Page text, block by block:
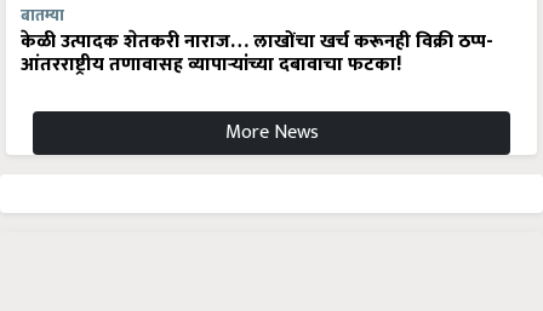
बातम्या
केळी उत्पादक शेतकरी नाराज… लाखोंचा खर्च करूनही विक्री ठप्प-
आंतरराष्ट्रीय तणावासह व्यापाऱ्यांच्या दबावाचा फटका!
More News